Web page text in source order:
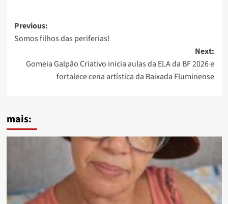
Post
navigation
Previous:
Somos filhos das periferias!
Next:
Gomeia Galpão Criativo inicia aulas da ELA da BF 2026 e
fortalece cena artística da Baixada Fluminense
mais: